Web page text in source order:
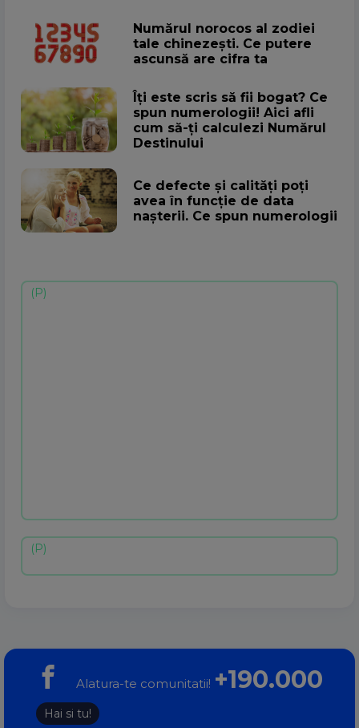
Numărul norocos al zodiei
tale chinezești. Ce putere
ascunsă are cifra ta
Îți este scris să fii bogat? Ce
spun numerologii! Aici afli
cum să-ți calculezi Numărul
Destinului
Ce defecte și calități poți
avea în funcție de data
nașterii. Ce spun numerologii
Alatura-te comunitatii! +190.000
Hai si tu!